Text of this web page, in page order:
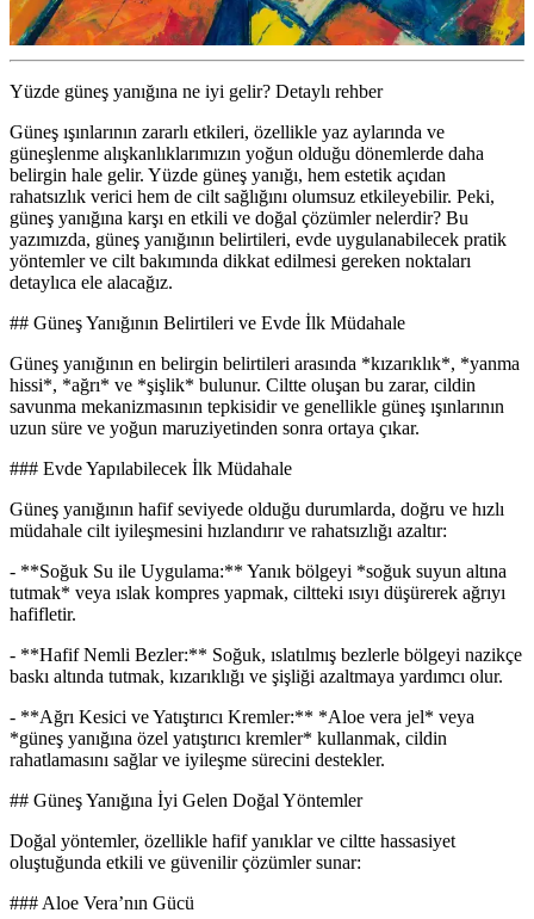
Yüzde güneş yanığına ne iyi gelir? Detaylı rehber
Güneş ışınlarının zararlı etkileri, özellikle yaz aylarında ve
güneşlenme alışkanlıklarımızın yoğun olduğu dönemlerde daha
belirgin hale gelir. Yüzde güneş yanığı, hem estetik açıdan
rahatsızlık verici hem de cilt sağlığını olumsuz etkileyebilir. Peki,
güneş yanığına karşı en etkili ve doğal çözümler nelerdir? Bu
yazımızda, güneş yanığının belirtileri, evde uygulanabilecek pratik
yöntemler ve cilt bakımında dikkat edilmesi gereken noktaları
detaylıca ele alacağız.
## Güneş Yanığının Belirtileri ve Evde İlk Müdahale
Güneş yanığının en belirgin belirtileri arasında *kızarıklık*, *yanma
hissi*, *ağrı* ve *şişlik* bulunur. Ciltte oluşan bu zarar, cildin
savunma mekanizmasının tepkisidir ve genellikle güneş ışınlarının
uzun süre ve yoğun maruziyetinden sonra ortaya çıkar.
### Evde Yapılabilecek İlk Müdahale
Güneş yanığının hafif seviyede olduğu durumlarda, doğru ve hızlı
müdahale cilt iyileşmesini hızlandırır ve rahatsızlığı azaltır:
- **Soğuk Su ile Uygulama:** Yanık bölgeyi *soğuk suyun altına
tutmak* veya ıslak kompres yapmak, ciltteki ısıyı düşürerek ağrıyı
hafifletir.
- **Hafif Nemli Bezler:** Soğuk, ıslatılmış bezlerle bölgeyi nazikçe
baskı altında tutmak, kızarıklığı ve şişliği azaltmaya yardımcı olur.
- **Ağrı Kesici ve Yatıştırıcı Kremler:** *Aloe vera jel* veya
*güneş yanığına özel yatıştırıcı kremler* kullanmak, cildin
rahatlamasını sağlar ve iyileşme sürecini destekler.
## Güneş Yanığına İyi Gelen Doğal Yöntemler
Doğal yöntemler, özellikle hafif yanıklar ve ciltte hassasiyet
oluştuğunda etkili ve güvenilir çözümler sunar:
### Aloe Vera’nın Gücü